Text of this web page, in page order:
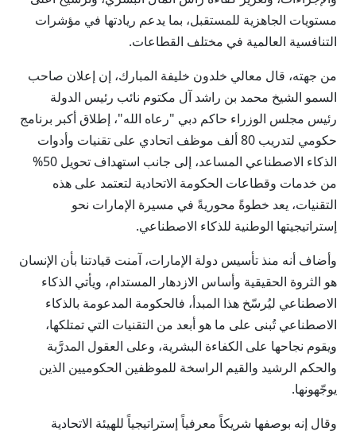
مستويات الجاهزية للمستقبل، بما يدعم ريادتها في مؤشرات
التنافسية العالمية في مختلف القطاعات.
من جهته، قال معالي خلدون خليفة المبارك، إن إعلان صاحب
السمو الشيخ محمد بن راشد آل مكتوم نائب رئيس الدولة
رئيس مجلس الوزراء حاكم دبي "رعاه الله"، إطلاق أكبر برنامج
حكومي لتدريب 80 ألف موظف اتحادي على تقنيات وأدوات
الذكاء الاصطناعي المساعد، إلى جانب استهداف تحويل 50%
من خدمات وقطاعات الحكومة الاتحادية لتعتمد على هذه
التقنيات، يعد خطوةً محوريةً في مسيرة الإمارات نحو
إستراتيجيتها الوطنية للذكاء الاصطناعي.
وأضاف أنه منذ تأسيس دولة الإمارات، آمنت قيادتنا بأن الإنسان
هو الثروة الحقيقية وأساس الازدهار المستدام، ويأتي الذكاء
الاصطناعي ليُرسّخ هذا المبدأ، فالحكومة المدعومة بالذكاء
الاصطناعي تُبنى على ما هو أبعد من التقنيات التي تمتلكها،
ويقوم نجاحها على الكفاءة البشرية، وعلى العقول المدرَّبة
والحكم الرشيد والقيم الراسخة للموظفين الحكوميين الذين
يوجّهونها.
وقال إنه بوصفها شريكاً معرفياً إستراتيجياً للهيئة الاتحادية